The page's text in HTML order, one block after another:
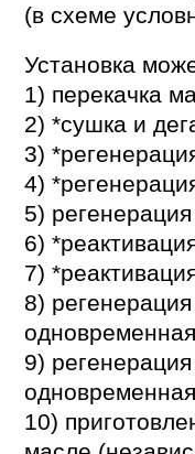
(в схеме
Установка
1) перекачка
2) *сушка и
3)
4)
5)
6)
7)
8)
9)
10)